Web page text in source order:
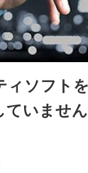
ィソフト
ていませ